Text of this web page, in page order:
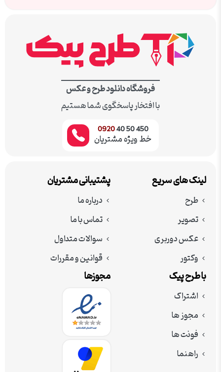
فروشگاه دانلود طرح و عکس
با افتخار پاسخگوی شما هستیم
450 50 40
0920
خط ویژه مشتریان
لینک های سریع
طرح
تصویر
عکس دوربری
وکتور
پشتیبانی مشتریان
درباره ما
تماس با ما
سوالات متداول
قوانین و مقررات
با طرح پیک
اشتراک
مجوز ها
فونت ها
راهنما
مجوزها